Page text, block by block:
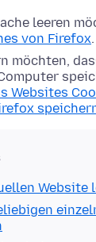
leeren
von Firefox.
möchten,
Websites
Website